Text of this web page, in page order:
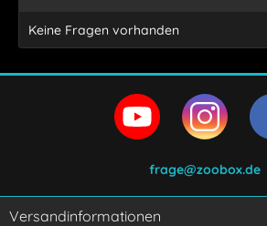
Keine Fragen vorhanden
frage@zoobox.de
Versandinformationen